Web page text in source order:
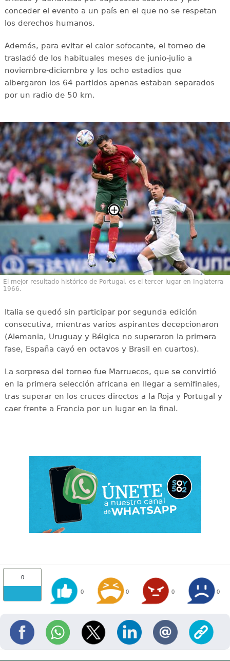
conceder el evento a un país en el que no se respetan
los derechos humanos.
Además, para evitar el calor sofocante, el torneo de
trasladó de los habituales meses de junio-julio a
noviembre-diciembre y los ocho estadios que
albergaron los 64 partidos apenas estaban separados
por un radio de 50 km.
El mejor resultado histórico de Portugal, es el tercer lugar en Inglaterra
1966.
Italia se quedó sin participar por segunda edición
consecutiva, mientras varios aspirantes decepcionaron
(Alemania, Uruguay y Bélgica no superaron la primera
fase, España cayó en octavos y Brasil en cuartos).
La sorpresa del torneo fue Marruecos, que se convirtió
en la primera selección africana en llegar a semifinales,
tras superar en los cruces directos a la Roja y Portugal y
caer frente a Francia por un lugar en la final.
0
0 0 0 0